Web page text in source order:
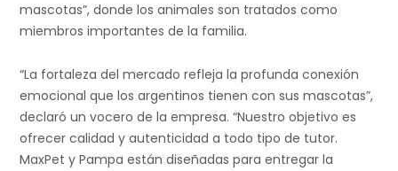
mascotas”, donde los animales son tratados como
miembros importantes de la familia.
“La fortaleza del mercado refleja la profunda conexión
emocional que los argentinos tienen con sus mascotas”,
declaró un vocero de la empresa. “Nuestro objetivo es
ofrecer calidad y autenticidad a todo tipo de tutor.
MaxPet y Pampa están diseñadas para entregar la